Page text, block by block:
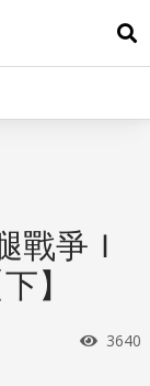
展
戰爭Ｉ
】
瀏覽
3640